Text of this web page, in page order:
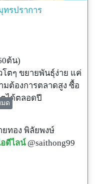
ทรปราการ
ต้น)
ตๆ ขยายพันธ์ุง่าย แค่
มต้องการตลาดสูง ซื้อ
ได้ตลอดปี
ด
ยทอง พิลัยพงษ์
ดีไลน์ @saithong99